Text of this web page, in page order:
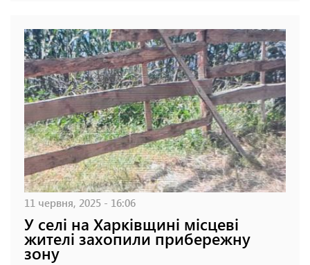
11 червня, 2025 - 16:06
У селі на Харківщині місцеві
жителі захопили прибережну
зону